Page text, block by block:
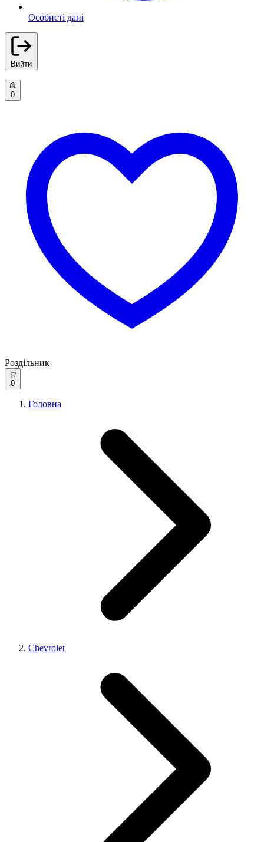
Особисті дані
Вийти
0
Роздільник
0
Головна
Chevrolet